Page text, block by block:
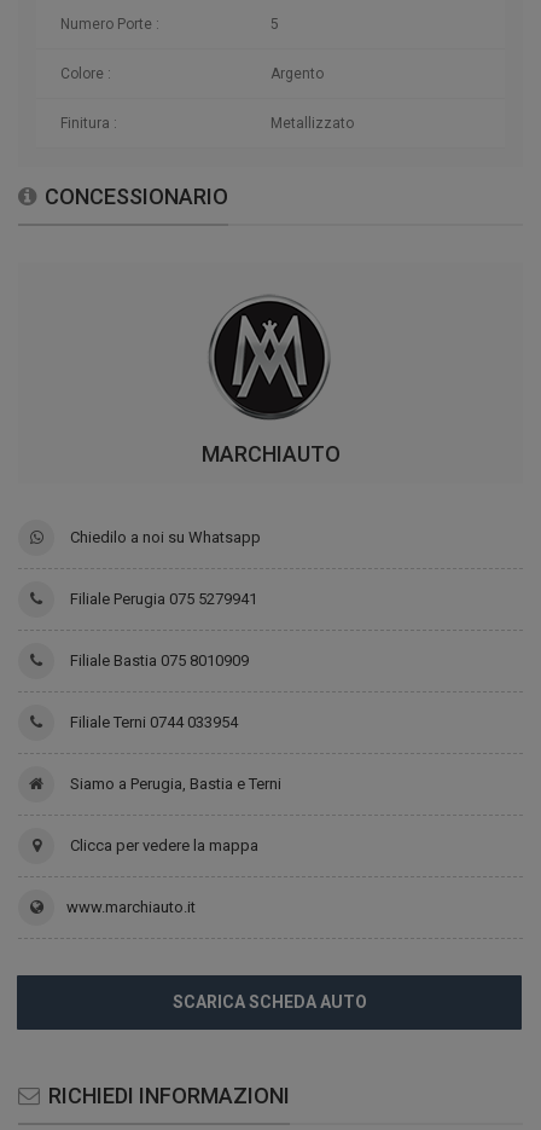
Numero Porte : 5
Colore : Argento
Finitura : Metallizzato
CONCESSIONARIO
MARCHIAUTO
Chiedilo a noi su Whatsapp
Filiale Perugia 075 5279941
Filiale Bastia 075 8010909
Filiale Terni 0744 033954
Siamo a Perugia, Bastia e Terni
Clicca per vedere la mappa
www.marchiauto.it
SCARICA SCHEDA AUTO
RICHIEDI INFORMAZIONI